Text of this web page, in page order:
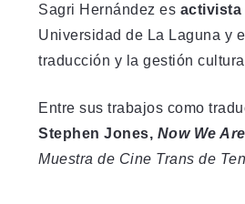
Sagri Hernández es activista
Universidad de La Laguna y
traducción y la gestión
Entre sus trabajos como
Stephen Jones, Now We
Muestra de Cine Trans de